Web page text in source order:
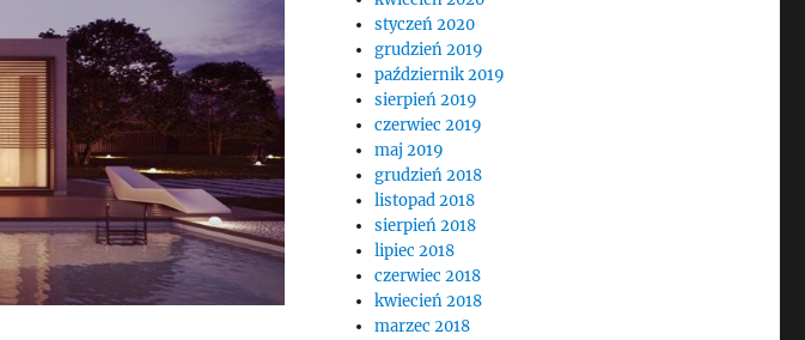
styczeń 2020
grudzień 2019
październik 2019
sierpień 2019
czerwiec 2019
maj 2019
grudzień 2018
listopad 2018
sierpień 2018
lipiec 2018
czerwiec 2018
kwiecień 2018
marzec 2018